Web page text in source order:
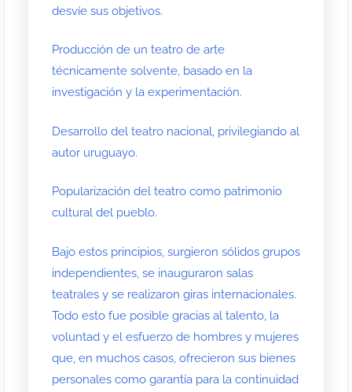
desvíe sus objetivos.
Producción de un teatro de arte
técnicamente solvente, basado en la
investigación y la experimentación.
Desarrollo del teatro nacional, privilegiando al
autor uruguayo.
Popularización del teatro como patrimonio
cultural del pueblo.
Bajo estos principios, surgieron sólidos grupos
independientes, se inauguraron salas
teatrales y se realizaron giras internacionales.
Todo esto fue posible gracias al talento, la
voluntad y el esfuerzo de hombres y mujeres
que, en muchos casos, ofrecieron sus bienes
personales como garantía para la continuidad